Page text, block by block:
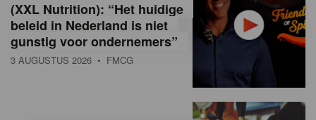
(XXL Nutrition): “Het huidige
beleid in Nederland is niet
gunstig voor ondernemers”
3 AUGUSTUS 2026 • FMCG